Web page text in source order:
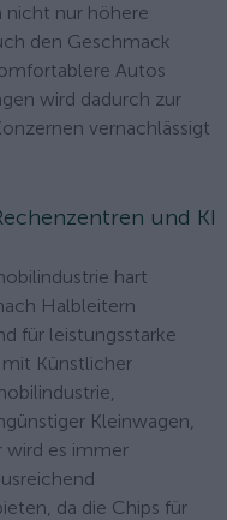
nicht nur höhere
den Geschmack
Autos
wird dadurch zur
vernachlässigt
und KI
hart
Halbleitern
für leistungsstarke
Künstlicher
Kleinwagen,
wird es immer
da die Chips für